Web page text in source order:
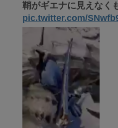
鞘がギエナに見えなく
pic.twitter.com/